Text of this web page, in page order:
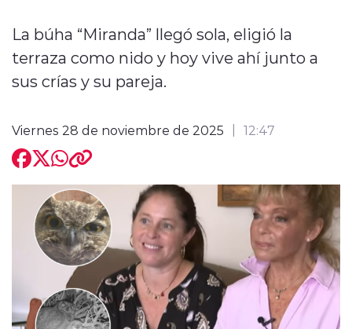
Entrevistas
La búha “Miranda” llegó sola, eligió la
terraza como nido y hoy vive ahí junto a
sus crías y su pareja.
Viernes 28 de noviembre de 2025 12:47